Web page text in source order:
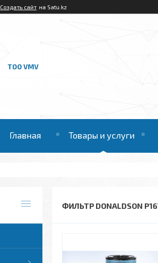
Создать сайт на Satu.kz
ТОО VMV
Главная Товары и услуги
ФИЛЬТР DONALDSON